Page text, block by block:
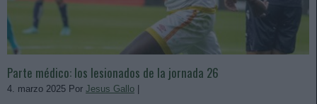
Parte médico: los lesionados de la jornada 26
4. marzo 2025 Por Jesus Gallo |